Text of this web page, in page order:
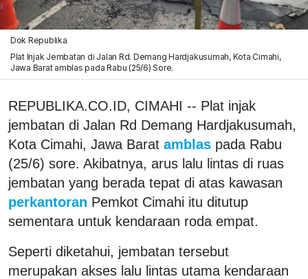
Dok Republika
Plat Injak Jembatan di Jalan Rd. Demang Hardjakusumah, Kota Cimahi,
Jawa Barat amblas pada Rabu (25/6) Sore.
REPUBLIKA.CO.ID, CIMAHI -- Plat injak
jembatan di Jalan Rd Demang Hardjakusumah,
Kota Cimahi, Jawa Barat amblas pada Rabu
(25/6) sore. Akibatnya, arus lalu lintas di ruas
jembatan yang berada tepat di atas kawasan
perkantoran Pemkot Cimahi itu ditutup
sementara untuk kendaraan roda empat.
Seperti diketahui, jembatan tersebut
merupakan akses lalu lintas utama kendaraan